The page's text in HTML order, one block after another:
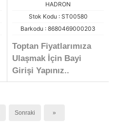
HADRON
Stok Kodu : ST00580
Barkodu : 8680469000203
Toptan Fiyatlarımıza
Ulaşmak İçin Bayi
Girişi Yapınız..
Sonraki »